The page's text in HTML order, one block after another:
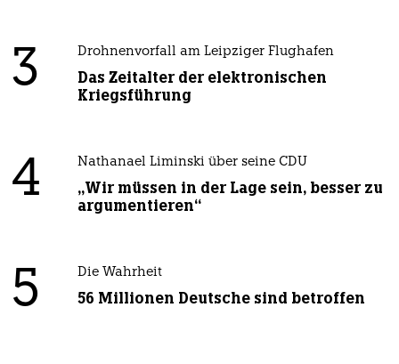
3 Drohnenvorfall am Leipziger Flughafen
Das Zeitalter der elektronischen
Kriegsführung
4 Nathanael Liminski über seine CDU
„Wir müssen in der Lage sein, besser zu
argumentieren“
5 Die Wahrheit
56 Millionen Deutsche sind betroffen